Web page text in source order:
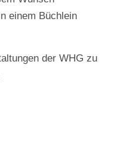
einem Büchlein
der WHG zu